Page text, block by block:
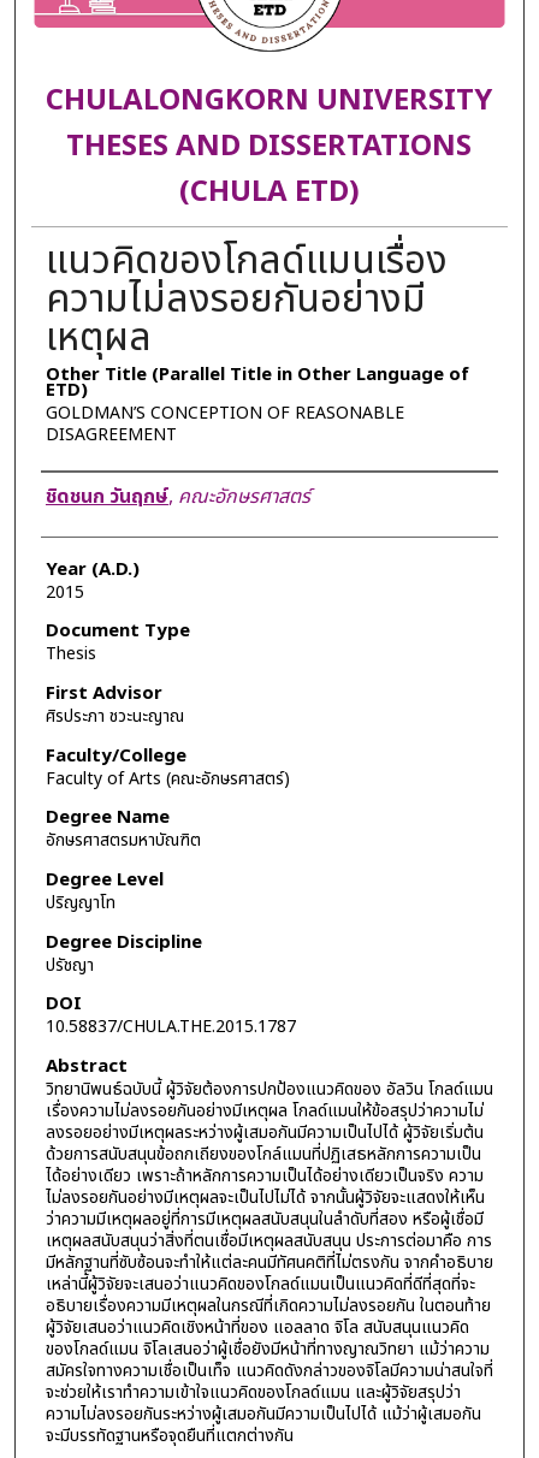
CHULALONGKORN UNIVERSITY
THESES AND DISSERTATIONS
(CHULA ETD)
แนวคิดของโกลด์แมนเรื่อง
ความไม่ลงรอยกันอย่างมี
เหตุผล
Other Title (Parallel Title in Other Language of
ETD)
GOLDMAN’S CONCEPTION OF REASONABLE
DISAGREEMENT
Author
ชิดชนก วันฤกษ์, คณะอักษรศาสตร์
Year (A.D.)
2015
Document Type
Thesis
First Advisor
ศิรประภา ชวะนะญาณ
Faculty/College
Faculty of Arts (คณะอักษรศาสตร์)
Degree Name
อักษรศาสตรมหาบัณฑิต
Degree Level
ปริญญาโท
Degree Discipline
ปรัชญา
DOI
10.58837/CHULA.THE.2015.1787
Abstract
วิทยานิพนธ์ฉบับนี้ ผู้วิจัยต้องการปกป้องแนวคิดของ อัลวิน โกลด์แมน
เรื่องความไม่ลงรอยกันอย่างมีเหตุผล โกลด์แมนให้ข้อสรุปว่าความไม่
ลงรอยอย่างมีเหตุผลระหว่างผู้เสมอกันมีความเป็นไปได้ ผู้วิจัยเริ่มต้น
ด้วยการสนับสนุนข้อถกเถียงของโกล์แมนที่ปฏิเสธหลักการความเป็น
ได้อย่างเดียว เพราะถ้าหลักการความเป็นได้อย่างเดียวเป็นจริง ความ
ไม่ลงรอยกันอย่างมีเหตุผลจะเป็นไปไม่ได้ จากนั้นผู้วิจัยจะแสดงให้เห็น
ว่าความมีเหตุผลอยู่ที่การมีเหตุผลสนับสนุนในลำดับที่สอง หรือผู้เชื่อมี
เหตุผลสนับสนุนว่าสิ่งที่ตนเชื่อมีเหตุผลสนับสนุน ประการต่อมาคือ การ
มีหลักฐานที่ซับซ้อนจะทำให้แต่ละคนมีทัศนคติที่ไม่ตรงกัน จากคำอธิบาย
เหล่านี้ผู้วิจัยจะเสนอว่าแนวคิดของโกลด์แมนเป็นแนวคิดที่ดีที่สุดที่จะ
อธิบายเรื่องความมีเหตุผลในกรณีที่เกิดความไม่ลงรอยกัน ในตอนท้าย
ผู้วิจัยเสนอว่าแนวคิดเชิงหน้าที่ของ แอลลาด จิโล สนับสนุนแนวคิด
ของโกลด์แมน จิโลเสนอว่าผู้เชื่อยังมีหน้าที่ทางญาณวิทยา แม้ว่าความ
สมัครใจทางความเชื่อเป็นเท็จ แนวคิดดังกล่าวของจิโลมีความน่าสนใจที่
จะช่วยให้เราทำความเข้าใจแนวคิดของโกลด์แมน และผู้วิจัยสรุปว่า
ความไม่ลงรอยกันระหว่างผู้เสมอกันมีความเป็นไปได้ แม้ว่าผู้เสมอกัน
จะมีบรรทัดฐานหรือจุดยืนที่แตกต่างกัน